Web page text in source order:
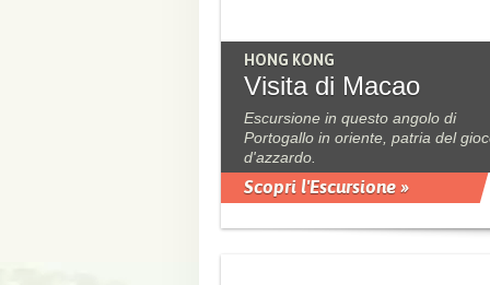
HONG KONG
Visita di Macao
Escursione in questo angolo di
Portogallo in oriente, patria del
d'azzardo.
Scopri l'Escursione »